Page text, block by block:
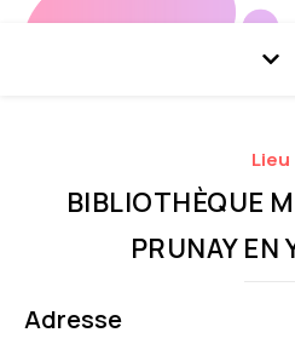
Lieu
BIBLIOTHÈQUE
PRUNAY EN
Adresse